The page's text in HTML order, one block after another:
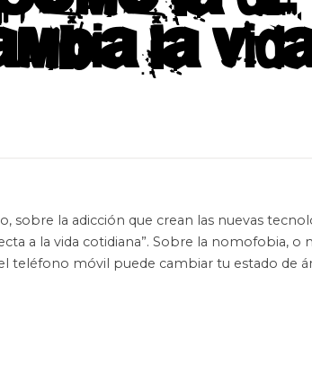
la
sobre la adicción que crean las nuevas
a la vida cotidiana”. Sobre la nomofobia, o
teléfono móvil puede cambiar tu estado de